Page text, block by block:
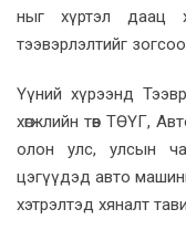
ныг хүртэл даац
тээвэрлэлтийг
Үүний хүрээнд
хөгжлийн төв ТӨҮГ,
олон улс, улсын
цэгүүдэд авто
хэтрэлтэд хяналт